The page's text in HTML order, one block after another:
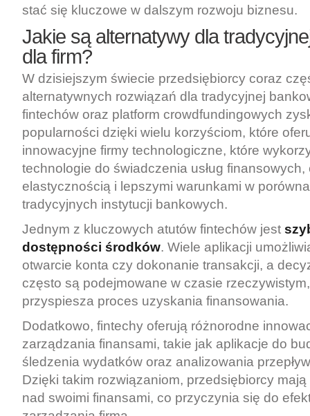
stać się kluczowe w dalszym rozwoju biznesu.
Jakie są alternatywy dla
dla firm?
W dzisiejszym świecie przedsiębiorcy coraz
alternatywnych rozwiązań dla tradycyjnej
fintechów oraz platform crowdfundingowych
popularności dzięki wielu korzyściom, które
innowacyjne firmy technologiczne, które
technologie do świadczenia usług
elastycznością i lepszymi warunkami w
tradycyjnych instytucji bankowych.
Jednym z kluczowych atutów fintechów jest
dostępności środków. Wiele aplikacji
otwarcie konta czy dokonanie transakcji, a
często są podejmowane w czasie
przyspiesza proces uzyskania finansowania.
Dodatkowo, fintechy oferują różnorodne
zarządzania finansami, takie jak aplikacje do
śledzenia wydatków oraz analizowania
Dzięki takim rozwiązaniom, przedsiębiorcy
nad swoimi finansami, co przyczynia się do